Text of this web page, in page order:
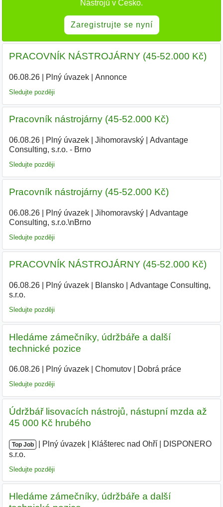
Nástrojů v Česko.
Zaregistrujte se nyní
PRACOVNÍK NÁSTROJÁRNY (45-52.000 Kč)
06.08.26| Plný úvazek| Annonce
Sledujte později
Pracovník nástrojárny (45-52.000 Kč)
06.08.26| Plný úvazek| Jihomoravský|
Advantage
Consulting, s.r.o. - Brno
Sledujte později
Pracovník nástrojárny (45-52.000 Kč)
06.08.26| Plný úvazek| Jihomoravský|
Advantage
Consulting, s.r.o.\nBrno
Sledujte později
PRACOVNÍK NÁSTROJÁRNY (45-52.000 Kč)
06.08.26| Plný úvazek| Blansko|
Advantage Consulting,
s.r.o.
Sledujte později
Hledáme zámečníky, údržbáře a další
technické pozice
06.08.26| Plný úvazek| Chomutov| Dobrá práce
Sledujte později
Údržbář lisovacích nástrojů, nástupní mzda až
45 000 Kč hrubého
Top Job Plný úvazek Klášterec nad Ohří
DISPONERO
s.r.o.
Sledujte později
Hledáme zámečníky, údržbáře a další